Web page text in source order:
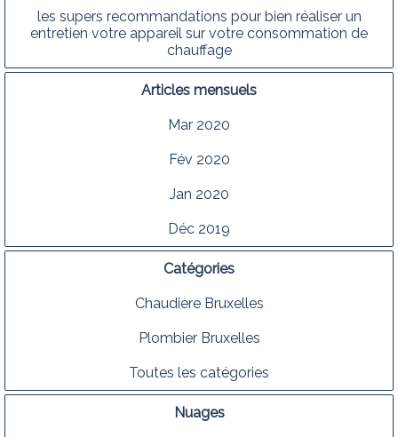
les supers recommandations pour bien réaliser un
entretien votre appareil sur votre consommation de
chauffage
Articles mensuels
Mar 2020
Fév 2020
Jan 2020
Déc 2019
Catégories
Chaudiere Bruxelles
Plombier Bruxelles
Toutes les catégories
Nuages